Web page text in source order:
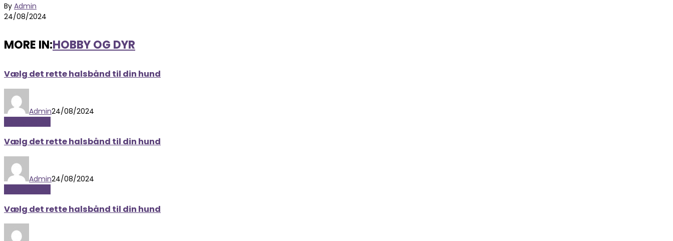
By Admin
24/08/2024
MORE IN:HOBBY OG DYR
Vælg det rette halsbånd til din hund
Admin24/08/2024
Vælg det rette halsbånd til din hund
Admin24/08/2024
Vælg det rette halsbånd til din hund